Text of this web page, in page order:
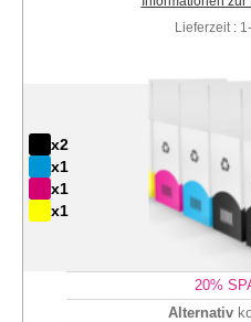
Lieferzeit :
x2
x1
x1
x1
20%
Alternativ